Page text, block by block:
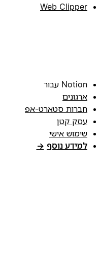
Web Clipper
Notion עבור
ארגונים
חברות סטארט-אפ
עסק קטן
שימוש אישי
למידע נוסף →